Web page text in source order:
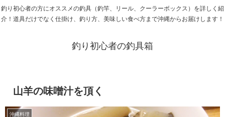
釣り初心者の方にオススメの釣具（釣竿、リール、クーラーボックス）を詳しく紹
介！道具だけでなく仕掛け、釣り方、美味しい食べ方まで沖縄からお届けします！
釣り初心者の釣具箱
山羊の味噌汁を頂く
沖縄料理